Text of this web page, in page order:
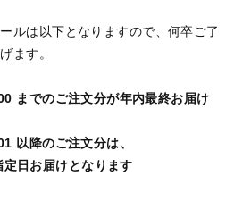
ルは以下となりますので、何卒ご了
ます。
までのご注文分が年内最終お届け
以降のご注文分は、
日お届けとなります